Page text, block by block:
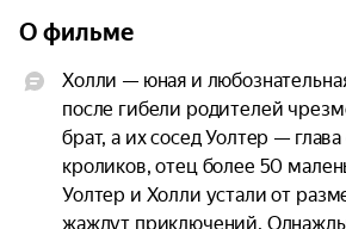
О фильме
Холли — юная и
после гибели родителей
брат, а их сосед Уолтер —
кроликов, отец более 50
Уолтер и Холли устали от
жаждут приключений.